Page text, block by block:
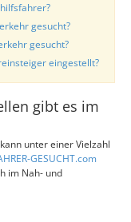
gesucht?
gesucht?
eingestellt?
gibt es im
unter einer Vielzahl
GESUCHT.com
im Nah- und